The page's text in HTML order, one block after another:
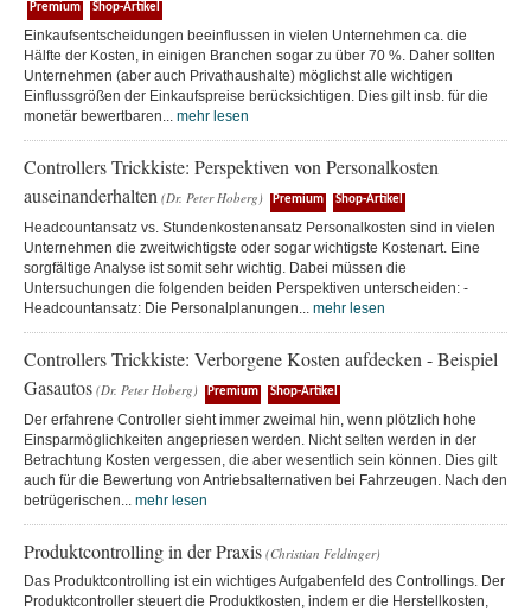
Premium Shop-Artikel
Einkaufsentscheidungen beeinflussen in vielen Unternehmen ca. die
Hälfte der Kosten, in einigen Branchen sogar zu über 70 %. Daher sollten
Unternehmen (aber auch Privathaushalte) möglichst alle wichtigen
Einflussgrößen der Einkaufspreise berücksichtigen. Dies gilt insb. für die
monetär bewertbaren... mehr lesen
Controllers Trickkiste: Perspektiven von Personalkosten
auseinanderhalten (Dr. Peter Hoberg) Premium Shop-Artikel
Headcountansatz vs. Stundenkostenansatz Personalkosten sind in vielen
Unternehmen die zweitwichtigste oder sogar wichtigste Kostenart. Eine
sorgfältige Analyse ist somit sehr wichtig. Dabei müssen die
Untersuchungen die folgenden beiden Perspektiven unterscheiden: -
Headcountansatz: Die Personalplanungen... mehr lesen
Controllers Trickkiste: Verborgene Kosten aufdecken - Beispiel
Gasautos (Dr. Peter Hoberg) Premium Shop-Artikel
Der erfahrene Controller sieht immer zweimal hin, wenn plötzlich hohe
Einsparmöglichkeiten angepriesen werden. Nicht selten werden in der
Betrachtung Kosten vergessen, die aber wesentlich sein können. Dies gilt
auch für die Bewertung von Antriebsalternativen bei Fahrzeugen. Nach den
betrügerischen... mehr lesen
Produktcontrolling in der Praxis (Christian Feldinger)
Das Produktcontrolling ist ein wichtiges Aufgabenfeld des Controllings. Der
Produktcontroller steuert die Produktkosten, indem er die Herstellkosten,